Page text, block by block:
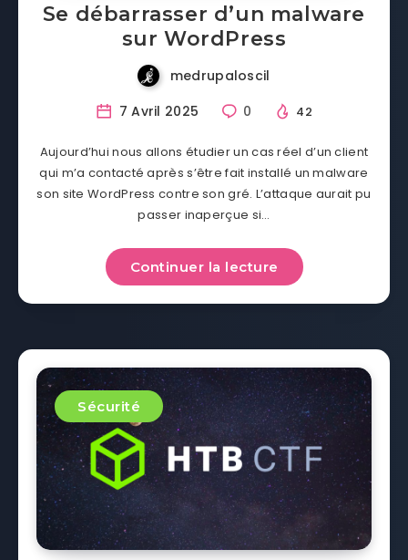
Se débarrasser d’un malware
sur WordPress
medrupaloscil
7 Avril 2025
0 42
Aujourd’hui nous allons étudier un cas réel d’un client
qui m’a contacté après s’être fait installé un malware
son site WordPress contre son gré. L’attaque aurait pu
passer inaperçue si…
Continuer la lecture
Sécurité